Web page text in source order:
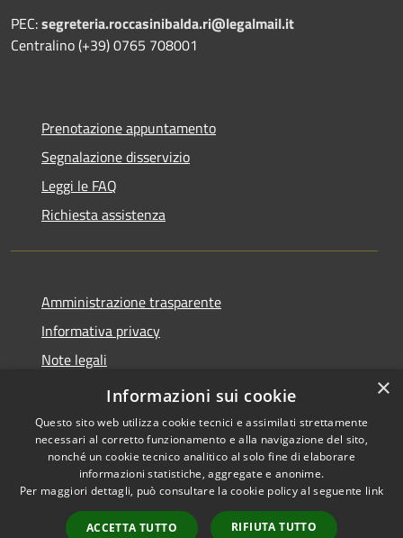
PEC:segreteria.roccasinibalda.ri@legalmail.it
Centralino (+39) 0765 708001
Prenotazione appuntamento
Segnalazione disservizio
Leggi le FAQ
Richiesta assistenza
Amministrazione trasparente
Informativa privacy
Note legali
Dichiarazione di accessibilità
Accessibilità
Copyright © 2026 • Comune di
Rocca Sinibalda • Powered by
Municipium•
Accesso
×
Informazioni sui cookie
Questo sito web utilizza cookie tecnici e assimilati strettamente
necessari al corretto funzionamento e alla navigazione del sito,
nonché un cookie tecnico analitico al solo fine di elaborare
informazioni statistiche, aggregate e anonime.
Per maggiori dettagli, può consultare la cookie policy al seguente link
ACCETTA TUTTO RIFIUTA TUTTO